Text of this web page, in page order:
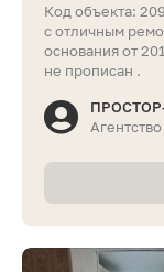
Код объекта:
с отличным
основания от
не прописан .
Агентство